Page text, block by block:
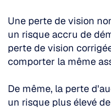
Une perte de vision
un risque accru de
perte de vision
comporter la même
De même, la perte
un risque plus élevé